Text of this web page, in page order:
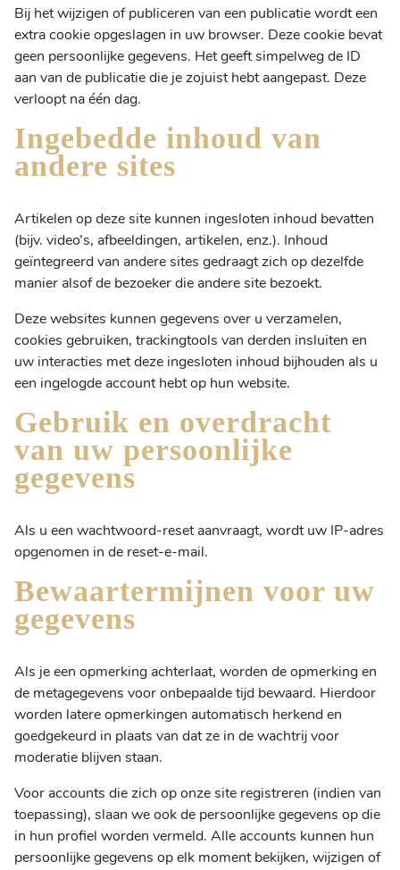
Bij het wijzigen of publiceren van een publicatie wordt een
extra cookie opgeslagen in uw browser. Deze cookie bevat
geen persoonlijke gegevens. Het geeft simpelweg de ID
aan van de publicatie die je zojuist hebt aangepast. Deze
verloopt na één dag.
Ingebedde inhoud van
andere sites
Artikelen op deze site kunnen ingesloten inhoud bevatten
(bijv. video’s, afbeeldingen, artikelen, enz.). Inhoud
geïntegreerd van andere sites gedraagt zich op dezelfde
manier alsof de bezoeker die andere site bezoekt.
Deze websites kunnen gegevens over u verzamelen,
cookies gebruiken, trackingtools van derden insluiten en
uw interacties met deze ingesloten inhoud bijhouden als u
een ingelogde account hebt op hun website.
Gebruik en overdracht
van uw persoonlijke
gegevens
Als u een wachtwoord-reset aanvraagt, wordt uw IP-adres
opgenomen in de reset-e-mail.
Bewaartermijnen voor uw
gegevens
Als je een opmerking achterlaat, worden de opmerking en
de metagegevens voor onbepaalde tijd bewaard. Hierdoor
worden latere opmerkingen automatisch herkend en
goedgekeurd in plaats van dat ze in de wachtrij voor
moderatie blijven staan.
Voor accounts die zich op onze site registreren (indien van
toepassing), slaan we ook de persoonlijke gegevens op die
in hun profiel worden vermeld. Alle accounts kunnen hun
persoonlijke gegevens op elk moment bekijken, wijzigen of